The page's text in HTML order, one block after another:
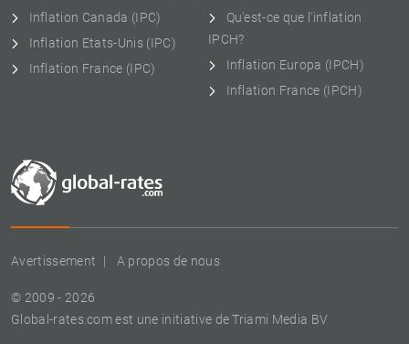
Avertissement A propos de nous
© 2009 - 2026
Global-rates.com est une initiative de Triami Media BV
Inflation Canada (IPC)
Inflation Etats-Unis (IPC)
Inflation France (IPC)
Qu'est-ce que l'inflation
IPCH?
Inflation Europa (IPCH)
Inflation France (IPCH)